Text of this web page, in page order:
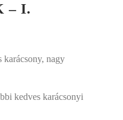
– I.
karácsony, nagy
kedves karácsonyi